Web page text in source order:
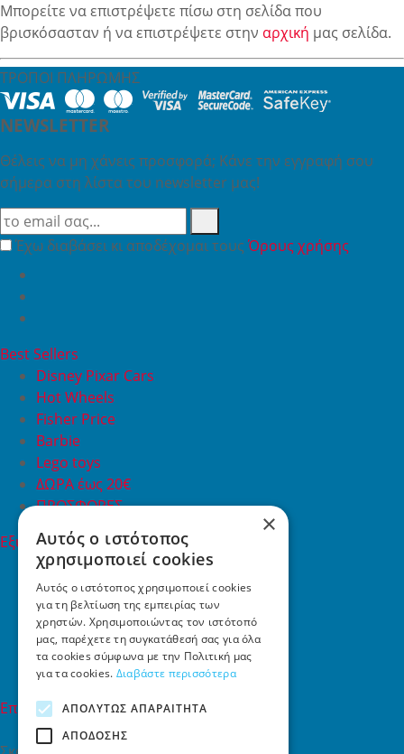
Μπορείτε να επιστρέψετε πίσω στη σελίδα που
βρισκόσασταν ή να επιστρέψετε στην αρχική μας σελίδα.
ΤΡΟΠΟΙ ΠΛΗΡΩΜΗΣ
NEWSLETTER
Θέλεις να μη χάνεις προσφορά; Κάνε την εγγραφή σου
σήμερα στη λίστα του newsletter μας!
Έχω διαβάσει κι αποδέχομαι τουςΌρους χρήσης
Best Sellers
Disney Pixar Cars
Hot Wheels
Fisher Price
Barbie
Lego toys
ΔΩΡΑ έως 20€
ΠΡΟΣΦΟΡΕΣ
Εξυπηρέτηση Πελατών
Εξυπηρέτηση πελατών
Συχνές ερωτήσεις
Όροι χρήσης
Τρόποι Πληρωμής
Επιστροφές
Επικοινωνία
Επικοινωνία
×
Αυτός ο ιστότοπος
χρησιμοποιεί cookies
Αυτός ο ιστότοπος χρησιμοποιεί cookies
για τη βελτίωση της εμπειρίας των
χρηστών. Χρησιμοποιώντας τον ιστότοπό
μας, παρέχετε τη συγκατάθεσή σας για όλα
τα cookies σύμφωνα με την Πολιτική μας
για τα cookies. Διαβάστε περισσότερα
ΑΠΟΛΎΤΩΣ ΑΠΑΡΑΊΤΗΤΑ
ΑΠΌΔΟΣΗΣ